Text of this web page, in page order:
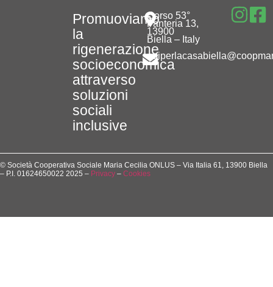
Promuoviamo
la
rigenerazione
socioeconomica
attraverso
soluzioni
sociali
inclusive
Corso 53°
Fanteria 13,
13900
Biella – Italy
© Società Cooperativa Sociale Maria Cecilia ONLUS – Via Italia 61, 13900 Biella
– P.I. 01624650022 2025 – Privacy – Cookies